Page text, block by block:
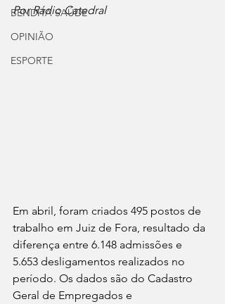
BENDITA SAÚDE
OPINIÃO
ESPORTE
Por Rádio Catedral
Em abril, foram criados 495 postos de
trabalho em Juiz de Fora, resultado da
diferença entre 6.148 admissões e
5.653 desligamentos realizados no
período. Os dados são do Cadastro
Geral de Empregados e